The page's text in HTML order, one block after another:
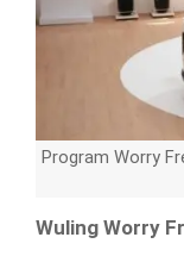
Program Worry
Wuling Worry